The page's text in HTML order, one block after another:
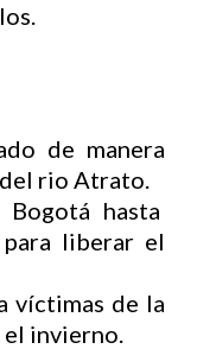
de manera
rio Atrato.
hasta
liberar el
víctimas de la
invierno.